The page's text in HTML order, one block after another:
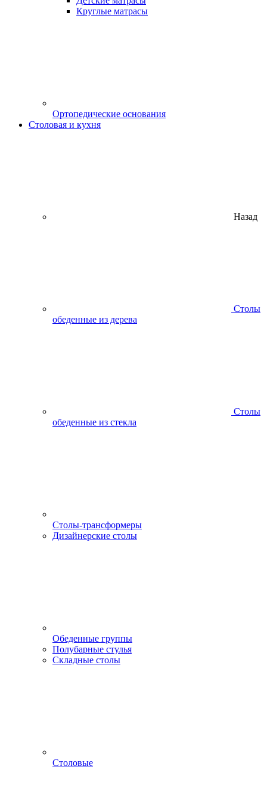
Круглые матрасы
Ортопедические основания
Столовая и кухня
Назад
Столы
обеденные из дерева
Столы
обеденные из стекла
Столы-трансформеры
Дизайнерские столы
Обеденные группы
Полубарные стулья
Складные столы
Столовые